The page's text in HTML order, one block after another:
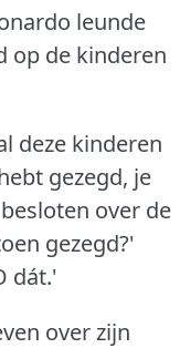
leunde
op de kinderen
deze kinderen
gezegd, je
over de
gezegd?'
dát.'
over zijn